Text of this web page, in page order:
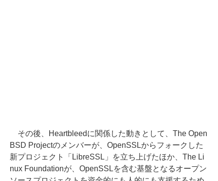
その後、Heartbleedに関係した動きとして、The Open
BSD Projectのメンバーが、OpenSSLからフォークした
新プロジェクト「LibreSSL」を立ち上げたほか、The Li
nux Foundationが、OpenSSLを含む基盤となるオープン